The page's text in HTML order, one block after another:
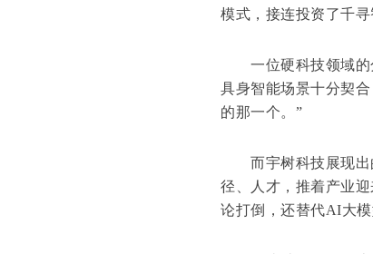
模式，接连投资了千
一位硬科技领域的
具身智能场景十分契
的那一个。”
而宇树科技展现出
径、人才，推着产业
论打倒，还替代AI大